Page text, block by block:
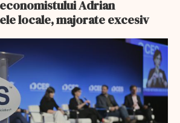
Adrian
locale, majorate excesiv